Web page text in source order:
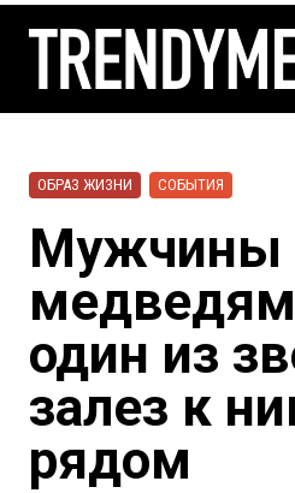
ОБРАЗ ЖИЗНИ СОБЫТИЯ
Мужчины
один из
залез к
рядом